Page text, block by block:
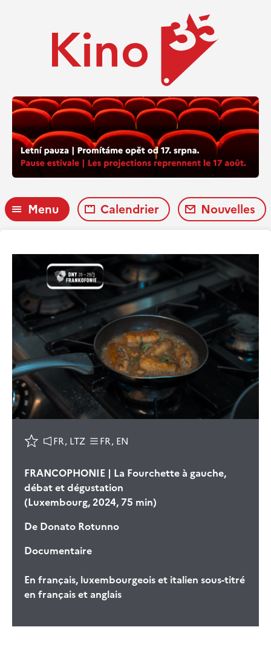
Menu Calendrier Nouvelles
FR, LTZ FR, EN
FRANCOPHONIE | La Fourchette à gauche,
débat et dégustation
(Luxembourg, 2024, 75 min)
De Donato Rotunno
Documentaire
En français, luxembourgeois et italien sous-titré
en français et anglais